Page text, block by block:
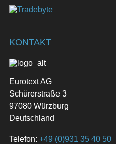
KONTAKT
Eurotext AG
Schürerstraße 3
97080 Würzburg
Deutschland
Telefon: +49 (0)931 35 40 50